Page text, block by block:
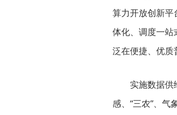
算力开放创新平
体化、调度一站
泛在便捷、优质
实施数据供
感、“三农”、气